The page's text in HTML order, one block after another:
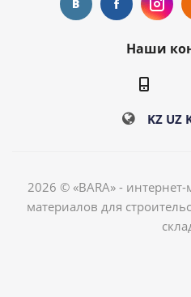
Наши
KZ UZ
2026 © «BARA» -
материалов для